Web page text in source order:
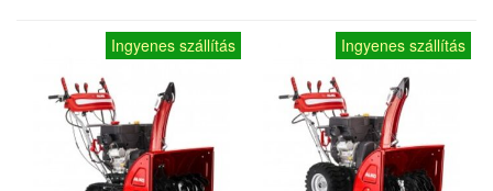
Ingyenes szállítás Ingyenes szállítás